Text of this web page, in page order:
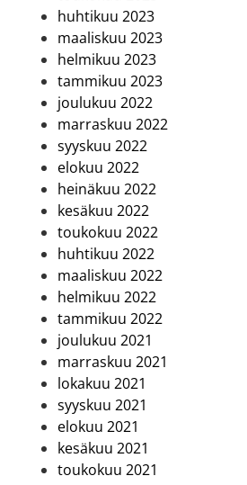
huhtikuu 2023
maaliskuu 2023
helmikuu 2023
tammikuu 2023
joulukuu 2022
marraskuu 2022
syyskuu 2022
elokuu 2022
heinäkuu 2022
kesäkuu 2022
toukokuu 2022
huhtikuu 2022
maaliskuu 2022
helmikuu 2022
tammikuu 2022
joulukuu 2021
marraskuu 2021
lokakuu 2021
syyskuu 2021
elokuu 2021
kesäkuu 2021
toukokuu 2021